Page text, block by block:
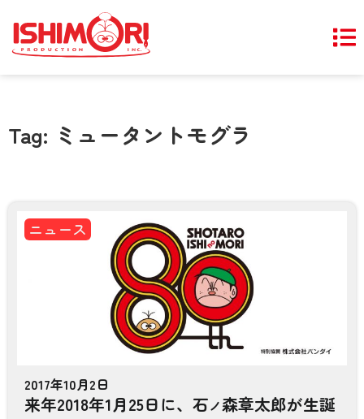
Tag: ミュータントモグラ
ニュース
2017年10月2日
来年2018年1月25日に、石ノ森章太郎が生誕